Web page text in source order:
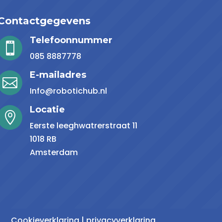

Telefoonnummer
085 8887778

E-mailadres
Info@robotichub.nl

Locatie
Eerste leeghwatrerstraat 11
1018 RB
Amsterdam